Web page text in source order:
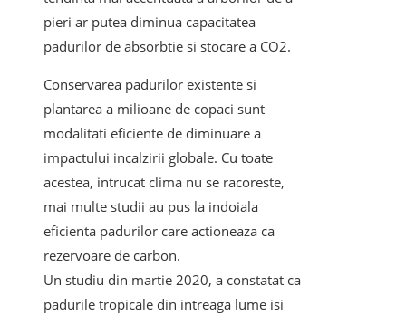
pieri ar putea diminua capacitatea
padurilor de absorbtie si stocare a CO2.
Conservarea padurilor existente si
plantarea a milioane de copaci sunt
modalitati eficiente de diminuare a
impactului incalzirii globale. Cu toate
acestea, intrucat clima nu se racoreste,
mai multe studii au pus la indoiala
eficienta padurilor care actioneaza ca
rezervoare de carbon.
Un studiu din martie 2020, a constatat ca
padurile tropicale din intreaga lume isi